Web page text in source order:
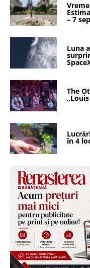
– 7
Luna
The
în 4